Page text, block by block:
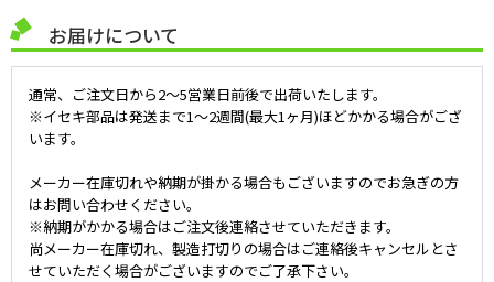
お届けについて
通常、ご注文日から2～5営業日前後で出荷いたします。
※イセキ部品は発送まで1～2週間(最大1ヶ月)ほどかかる場合がござ
います。
メーカー在庫切れや納期が掛かる場合もございますのでお急ぎの方
はお問い合わせください。
※納期がかかる場合はご注文後連絡させていただきます。
尚メーカー在庫切れ、製造打切りの場合はご連絡後キャンセルとさ
せていただく場合がございますのでご了承下さい。